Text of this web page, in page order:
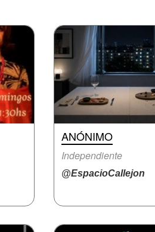
ANÓNIMO
Independiente
@EspacioCallejon